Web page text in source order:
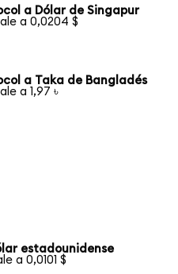
a Dólar de Singapur
a 0,0204 $
a Taka de Bangladés
a 1,97 ৳
estadounidense
a 0,0101 $